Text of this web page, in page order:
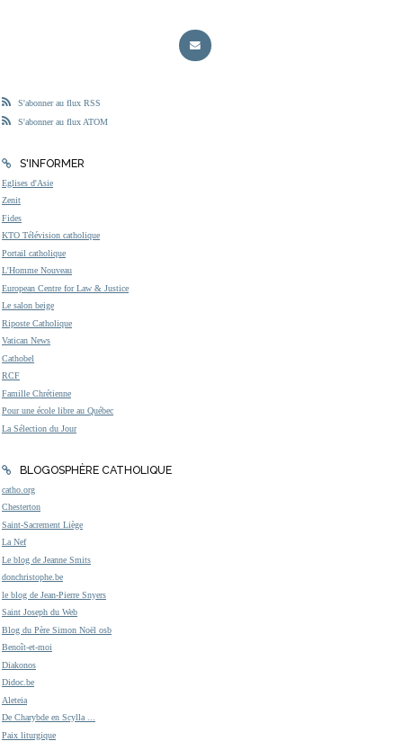
S'abonner au flux RSS
S'abonner au flux ATOM
S'INFORMER
Eglises d'Asie
Zenit
Fides
KTO Télévision catholique
Portail catholique
L'Homme Nouveau
European Centre for Law & Justice
Le salon beige
Riposte Catholique
Vatican News
Cathobel
RCF
Famille Chrétienne
Pour une école libre au Québec
La Sélection du Jour
BLOGOSPHÈRE CATHOLIQUE
catho.org
Chesterton
Saint-Sacrement Liège
La Nef
Le blog de Jeanne Smits
donchristophe.be
le blog de Jean-Pierre Snyers
Saint Joseph du Web
Blog du Père Simon Noël osb
Benoît-et-moi
Diakonos
Didoc.be
Aleteia
De Charybde en Scylla ...
Paix liturgique